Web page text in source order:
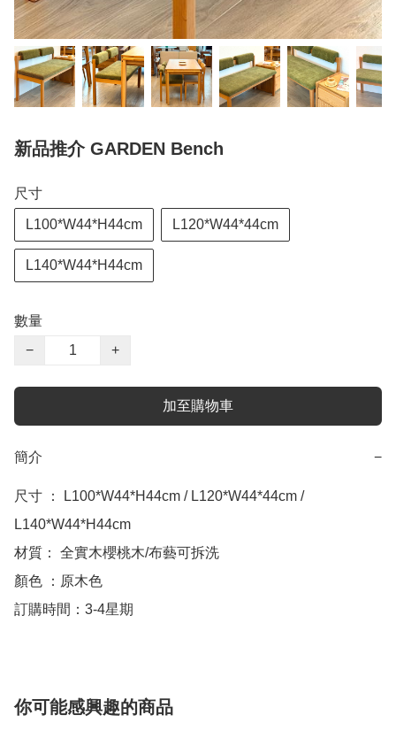
新品推介 GARDEN Bench
尺寸
L100*W44*H44cm L120*W44*44cm
L140*W44*H44cm
數量
−
+
加至購物車
簡介 −
尺寸 ： L100*W44*H44cm / L120*W44*44cm /
L140*W44*H44cm
材質： 全實木櫻桃木/布藝可拆洗
顏色 ：原木色
訂購時間：3-4星期
你可能感興趣的商品